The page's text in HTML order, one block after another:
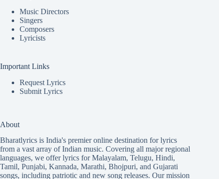
Music Directors
Singers
Composers
Lyricists
Important Links
Request Lyrics
Submit Lyrics
About
Bharatlyrics is India's premier online destination for lyrics
from a vast array of Indian music. Covering all major regional
languages, we offer lyrics forMalayalam, Telugu, Hindi,
Tamil, Punjabi, Kannada, Marathi, Bhojpuri, and Gujarati
songs, including patriotic and new song releases. Our mission